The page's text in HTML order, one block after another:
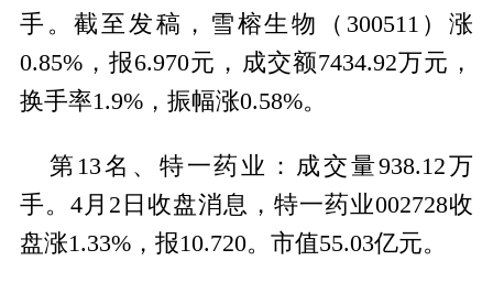
手。截至发稿，雪榕生物（300511）涨
0.85%，报6.970元，成交额7434.92万元，
换手率1.9%，振幅涨0.58%。
第13名、特一药业：成交量938.12万
手。4月2日收盘消息，特一药业002728收
盘涨1.33%，报10.720。市值55.03亿元。